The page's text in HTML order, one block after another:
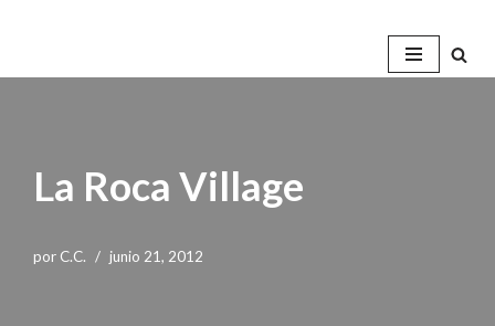
La Roca Village
por C.C. junio 21, 2012